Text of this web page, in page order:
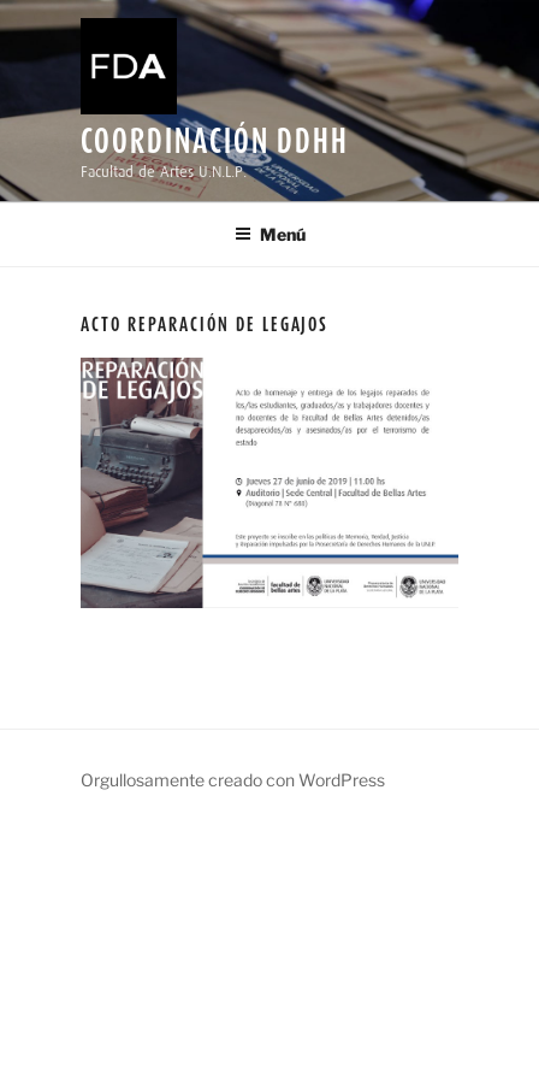
Ir
COORDINACIÓN DDHH
Facultad de Artes U.N.L.P.
Menú
ACTO REPARACIÓN DE LEGAJOS
Orgullosamente creado con WordPress